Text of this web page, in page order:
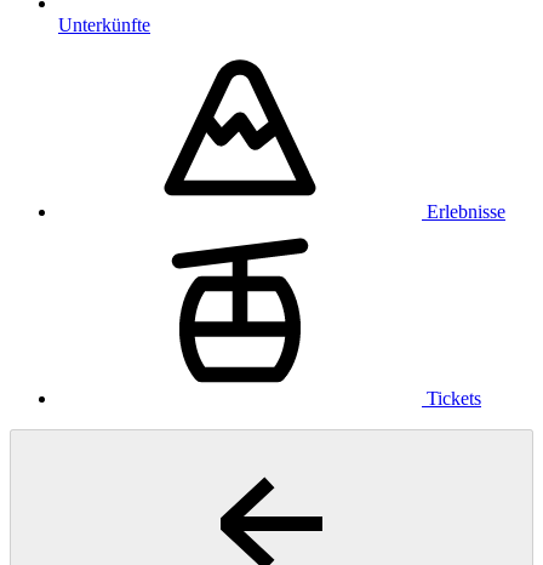
Unterkünfte
Erlebnisse
Tickets